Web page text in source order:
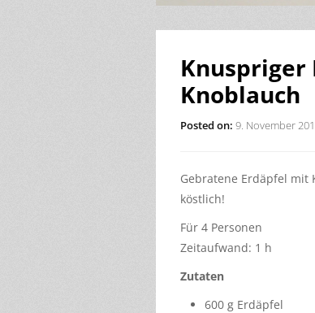
Knoblauch
Posted on: 9. November
Gebratene Erdäpfel mit
köstlich!
Für 4 Personen
Zeitaufwand: 1 h
Zutaten
600 g Erdäpfel